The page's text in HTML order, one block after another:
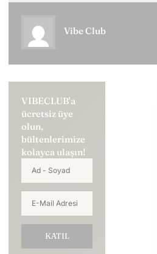
Vibe Club
VIBECLUB'a
ücretsiz üye
olun,
bültenlerimize
kolayca ulaşın!
KATIL